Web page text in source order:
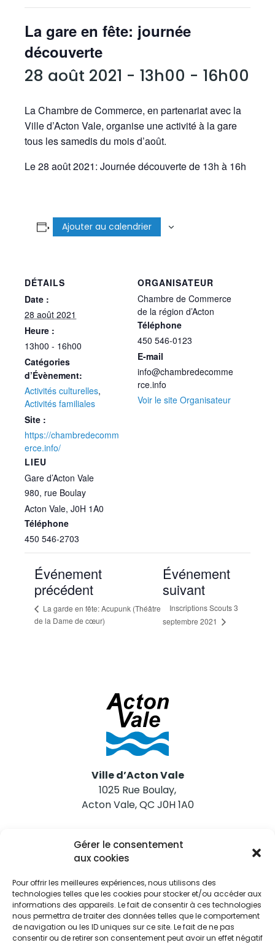
Gérer le consentement
aux cookies
Pour offrir les meilleures expériences, nous utilisons des
technologies telles que les cookies pour stocker et/ou accéder aux
informations des appareils. Le fait de consentir à ces technologies
nous permettra de traiter des données telles que le comportement
de navigation ou les ID uniques sur ce site. Le fait de ne pas
consentir ou de retirer son consentement peut avoir un effet négatif
La gare en fête: journée
découverte
28 août 2021 - 13h00 - 16h00
La Chambre de Commerce, en partenariat avec la
Ville d’Acton Vale, organise une activité à la gare
tous les samedis du mois d’août.
Le 28 août 2021: Journée découverte de 13h à 16h
Ajouter au calendrier
DÉTAILS
Date :
28 août 2021
Heure :
13h00 - 16h00
Catégories
d’Évènement:
Activités culturelles,
Activités familiales
Site :
https://chambredecomm
erce.info/
LIEU
Gare d’Acton Vale
980, rue Boulay
Acton Vale, J0H 1A0
Téléphone
450 546-2703
ORGANISATEUR
Chambre de Commerce
de la région d’Acton
Téléphone
450 546-0123
E-mail
info@chambredecomme
rce.info
Voir le site Organisateur
Événement
précédent
La garde en fête: Acupunk (Théâtre
de la Dame de cœur)
Événement
suivant
Inscriptions Scouts 3
septembre 2021
Ville d’Acton Vale
1025 Rue Boulay,
Acton Vale, QC J0H 1A0
Nous joindre
Tél. 450 546-2703
Restez informés